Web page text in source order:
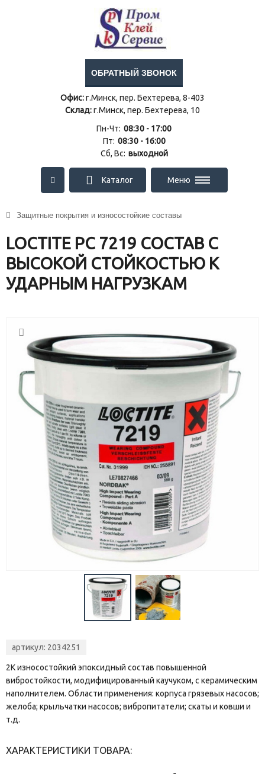
ОБРАТНЫЙ ЗВОНОК
Офис:г.Минск, пер. Бехтерева, 8-403
Склад:г.Минск, пер. Бехтерева, 10
Пн-Чт: 08:30 - 17:00
Пт: 08:30 - 16:00
Сб, Вс: выходной
Каталог Меню
Защитные покрытия и износостойкие составы
LOCTITE PC 7219 СОСТАВ С
ВЫСОКОЙ СТОЙКОСТЬЮ К
УДАРНЫМ НАГРУЗКАМ
артикул: 2034251
2К износостойкий эпоксидный состав повышенной
вибростойкости, модифицированный каучуком, с керамическим
наполнителем. Области применения: корпуса грязевых насосов;
желоба; крыльчатки насосов; вибропитатели; скаты и ковши и
т.д.
ХАРАКТЕРИСТИКИ ТОВАРА: